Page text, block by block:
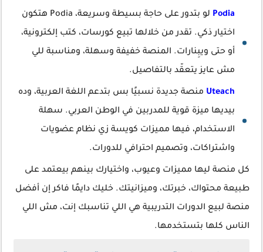
Podia
لو بتدور على حاجة بسيطة وسريعة، Podia هتكون
اختيار ذكي. تقدر من خلالها تبيع كورسات، كتب إلكترونية،
أو حتى ويبِنارات. المنصة خفيفة وسهلة، ومناسبة للي
مش عايز يتعقّد بالتفاصيل.
Uteach منصة جديدة نسبيًا بس بتدعم اللغة العربية، وده
بيديها ميزة قوية للمدربين في الوطن العربي. سهلة
الاستخدام، فيها مميزات كويسة زي نظام عضويات
واشتراكات، وتصميم احترافي للدورات.
كل منصة ليها مميزات وعيوب، واختيارك بينهم بيعتمد على
طبيعة محتواك، خبرتك، وميزانيتك. خليك دايمًا فاكر إن أفضل
منصة لبيع الدورات التدريبية هي اللي تناسبك إنت، مش اللي
الناس كلها بتستخدمها.